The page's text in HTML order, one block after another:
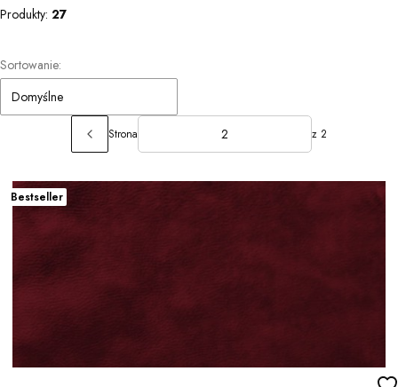
Produkty: 27
Lista produktów
Sortowanie:
Domyślne
Poprzednie produkty
Strona z 2
Bestseller